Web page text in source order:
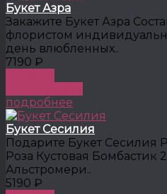
Букет Азра
Закажите Букет Азра
флористом
день влюбленных..
7190 ₽
подробнее
Букет Сесилия
Подарите Букет Сесилия
Роза Кустовая Бомбастик
Альстромери..
5190 ₽